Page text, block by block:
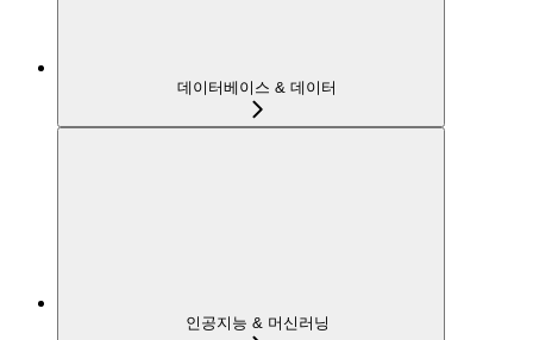
데이터베이스 & 데이터
인공지능 & 머신러닝